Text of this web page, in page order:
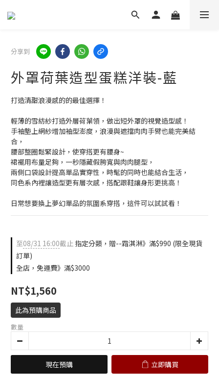
分享到
外罩荷葉造型蛋糕洋裝-藍
打造清甜浪漫感的的最佳選擇！
輕薄的雪紡紗打造外層荷葉領，做出短外罩的視覺造型感！
手袖墊上網紗增加袖型澎度，浪漫與遮擋肉肉手臂也能完美結
合，
腰部整圈鬆緊設計，使穿搭更有腰身~
裙襬用布量足夠，一秒隱藏假胯寬與肉肉腿型，
兩側口袋設計提高單品實穿性，時髦的同時也能結合生活，
同色系內裡讓造型更有層次感，搭配跟鞋讓身形更挑高！
日常想要換上夢幻單品的氛圍系穿搭，這件可以試試看！
至08/31 16:00截止 指定分類，贈--霜淇淋》滿$990 (限全現貨
訂單)
全店，免運費》滿$3000
NT$1,560
此為預購商品
數量
現在預購 立即購買